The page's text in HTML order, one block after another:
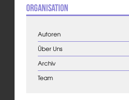
Organisation
Autoren
Über Uns
Archiv
Team